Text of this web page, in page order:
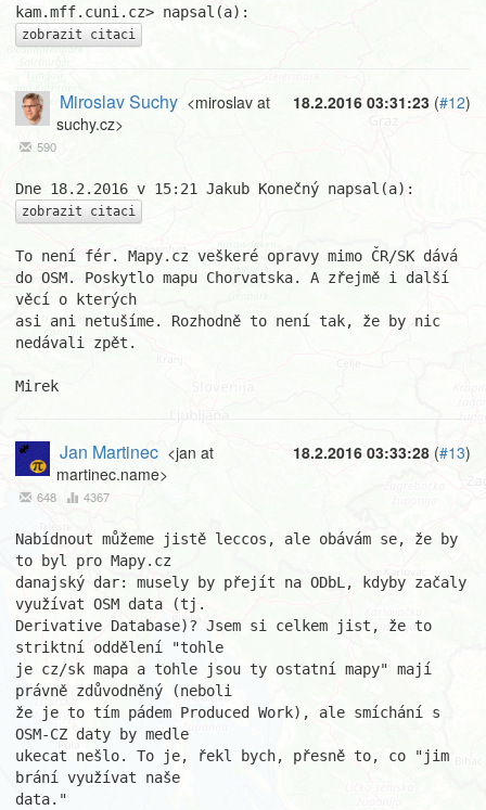
zobrazit citaci
18.2.2016 03:31:23 (#12)
Miroslav Suchy <miroslav at
suchy.cz>
590
zobrazit citaci
To není fér. Mapy.cz veškeré opravy mimo ČR/SK dává
do OSM. Poskytlo mapu Chorvatska. A zřejmě i další
věcí o kterých
asi ani netušíme. Rozhodně to není tak, že by nic
nedávali zpět.
Mirek
18.2.2016 03:33:28 (#13)
Jan Martinec <jan at
martinec.name>
648 4367
Nabídnout můžeme jistě leccos, ale obávám se, že by
to byl pro Mapy.cz
danajský dar: musely by přejít na ODbL, kdyby začaly
využívat OSM data (tj.
Derivative Database)? Jsem si celkem jist, že to
striktní oddělení "tohle
je cz/sk mapa a tohle jsou ty ostatní mapy" mají
právně zdůvodněný (neboli
že je to tím pádem Produced Work), ale smíchání s
OSM-CZ daty by medle
ukecat nešlo. To je, řekl bych, přesně to, co "jim
brání využívat naše
data."